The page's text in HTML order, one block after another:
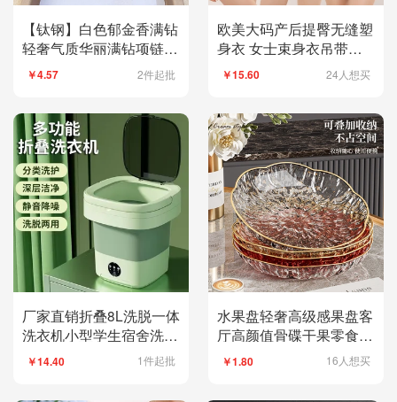
【钛钢】白色郁金香满钻
轻奢气质华丽满钻项链女
百搭锁骨链钛钢
￥4.57 2件起批
欧美大码产后提臀无缝塑
身衣 女士束身衣吊带收
腹美体连体衣
￥15.60 24人想买
厂家直销折叠8L洗脱一体
洗衣机小型学生宿舍洗衣
机婴儿洗衣机便携
￥14.40 1件起批
水果盘轻奢高级感果盘客
厅高颜值骨碟干果零食糖
果收纳盘水果盘子
￥1.80 16人想买